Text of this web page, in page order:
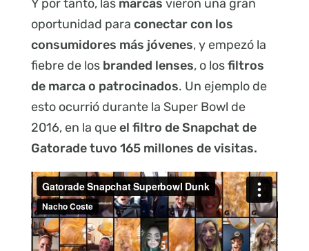
Y por tanto, lasmarcas vieron una gran
oportunidad para conectar con los
consumidores más jóvenes, y empezó la
fiebre de los branded lenses, o losfiltros
de marca o patrocinados. Un ejemplo de
esto ocurrió durante la Super Bowl de
2016, en la queel filtro de Snapchat de
Gatorade tuvo 165 millones de visitas.